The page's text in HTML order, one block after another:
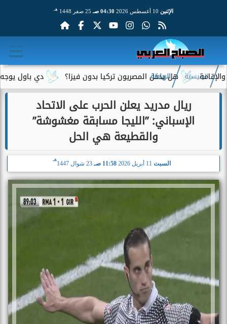
الإثنين 04:30 صـ 25 صفر 1448 هـ
دي باول يوجه رسالة هل يدخل المصريون تركيا بدون فيزا؟
الرئيسية الرياضة
ريال مدريد يعلن الحرب على الاتحاد
الإسباني: ”الليجا مسابقة مغشوشة”
والقطيعة هي الحل
السبت 11:58 صـ 23 شوال 1447
هـ